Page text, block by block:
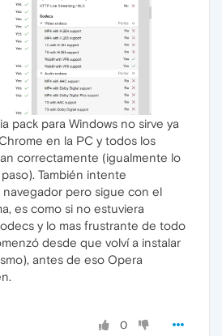
pack para Windows no sirve ya
en la PC y todos los
correctamente (igualmente lo
También intente
navegador pero sigue con el
es como si no estuviera
y lo mas frustrante de todo
desde que volví a instalar
antes de eso Opera
0